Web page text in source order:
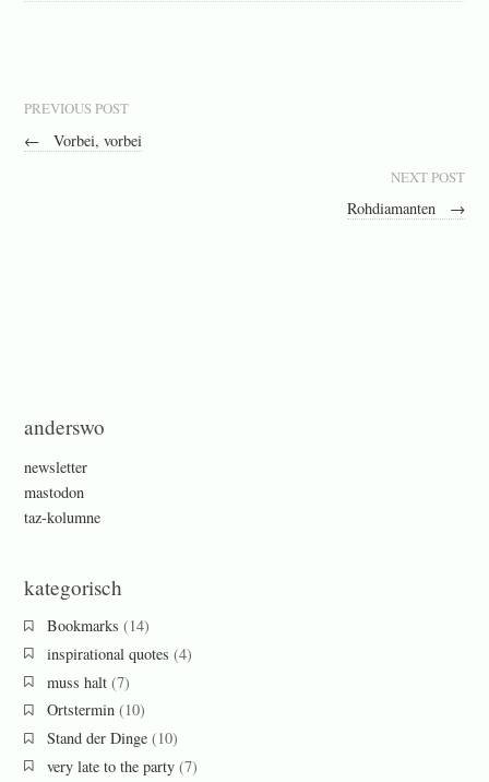
PREVIOUS POST
← Vorbei, vorbei
NEXT POST
Rohdiamanten →
anderswo
newsletter
mastodon
taz-kolumne
kategorisch
Bookmarks (14)
inspirational quotes (4)
muss halt(7)
Ortstermin(10)
Stand der Dinge(10)
very late to the party(7)